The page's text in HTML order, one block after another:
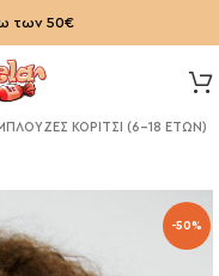
των 50€
ΚΟΡΙΤΣΙ (6-18 ΕΤΩΝ)
-50%